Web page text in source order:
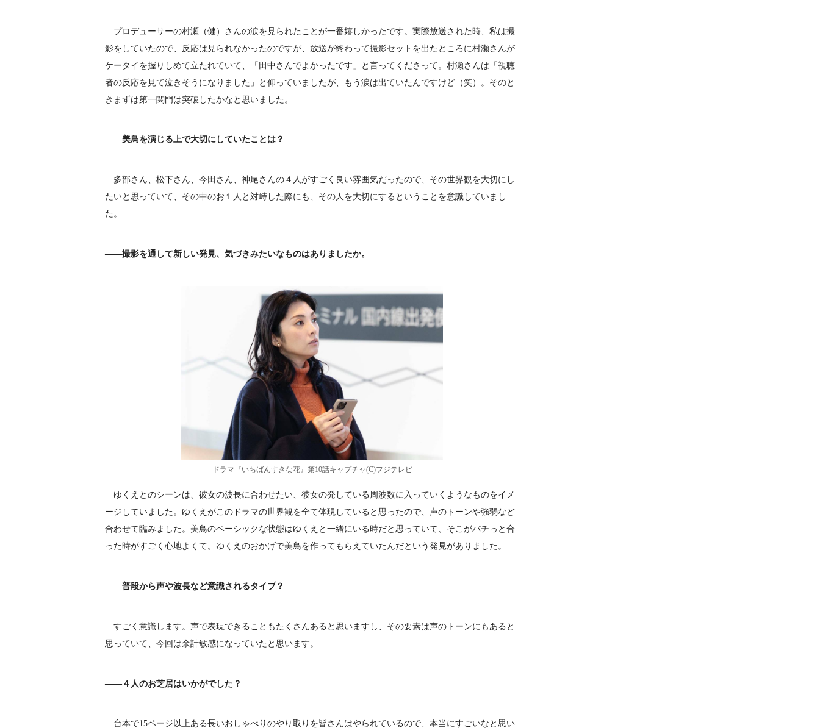
プロデューサーの村瀬（健）さんの涙を見られたことが一番嬉しかったです。実際放送された時、私は撮
影をしていたので、反応は見られなかったのですが、放送が終わって撮影セットを出たところに村瀬さんが
ケータイを握りしめて立たれていて、「田中さんでよかったです」と言ってくださって。村瀬さんは「視聴
者の反応を見て泣きそうになりました」と仰っていましたが、もう涙は出ていたんですけど（笑）。そのと
きまずは第一関門は突破したかなと思いました。
――美鳥を演じる上で大切にしていたことは？
多部さん、松下さん、今田さん、神尾さんの４人がすごく良い雰囲気だったので、その世界観を大切にし
たいと思っていて、その中のお１人と対峙した際にも、その人を大切にするということを意識していまし
た。
――撮影を通して新しい発見、気づきみたいなものはありましたか。
ドラマ『いちばんすきな花』第10話キャプチャ(C)フジテレビ
ゆくえとのシーンは、彼女の波長に合わせたい、彼女の発している周波数に入っていくようなものをイメ
ージしていました。ゆくえがこのドラマの世界観を全て体現していると思ったので、声のトーンや強弱など
合わせて臨みました。美鳥のベーシックな状態はゆくえと一緒にいる時だと思っていて、そこがバチっと合
った時がすごく心地よくて。ゆくえのおかげで美鳥を作ってもらえていたんだという発見がありました。
――普段から声や波長など意識されるタイプ？
すごく意識します。声で表現できることもたくさんあると思いますし、その要素は声のトーンにもあると
思っていて、今回は余計敏感になっていたと思います。
――４人のお芝居はいかがでした？
台本で15ページ以上ある長いおしゃべりのやり取りを皆さんはやられているので、本当にすごいなと思い